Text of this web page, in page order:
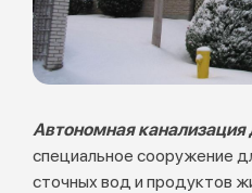
Автономная канализация
специальное сооружение
сточных вод и продуктов